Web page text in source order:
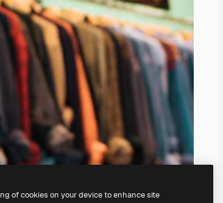
of cookies on your device to enhance site